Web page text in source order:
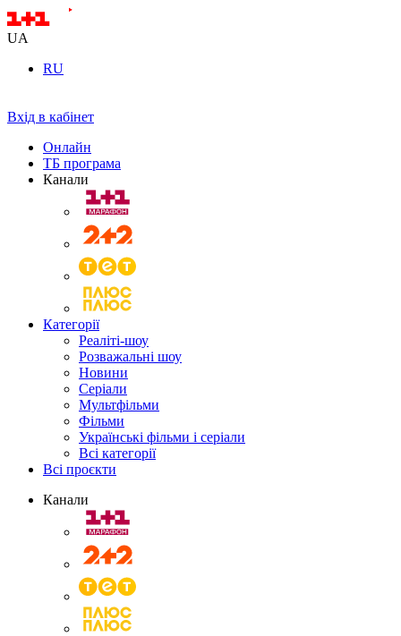
UA
RU
Вхід в кабінет
Онлайн
ТБ програма
Канали
Категорії
Реаліті-шоу
Розважальні шоу
Новини
Серіали
Мультфільми
Фільми
Українські фільми і серіали
Всі категорії
Всі проєкти
Канали